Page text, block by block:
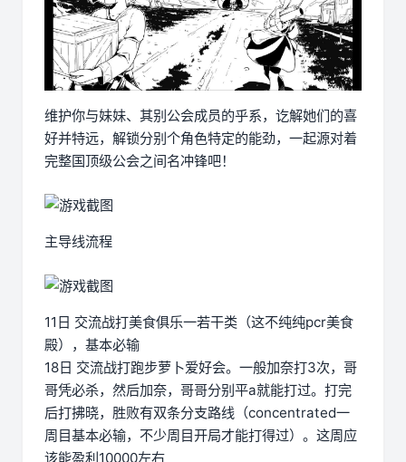
维护你与妹妹、其别公会成员的乎系，讫解她们的喜
好并特远，解锁分别个角色特定的能劲，一起源对着
完整国顶级公会之间名冲锋吧！
主导线流程
11日 交流战打美食俱乐一若干类（这不纯纯pcr美食
殿），基本必输
18日 交流战打跑步萝卜爱好会。一般加奈打3次，哥
哥凭必杀，然后加奈，哥哥分别平a就能打过。打完
后打拂晓，胜败有双条分支路线（concentrated一
周目基本必输，不少周目开局才能打得过）。这周应
该能盈利10000左右